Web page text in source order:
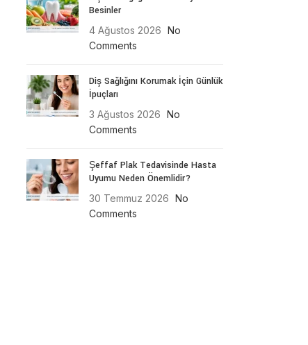
Besinler
4 Ağustos 2026 No
Comments
Diş Sağlığını Korumak İçin Günlük
İpuçları
3 Ağustos 2026 No
Comments
Şeffaf Plak Tedavisinde Hasta
Uyumu Neden Önemlidir?
30 Temmuz 2026 No
Comments